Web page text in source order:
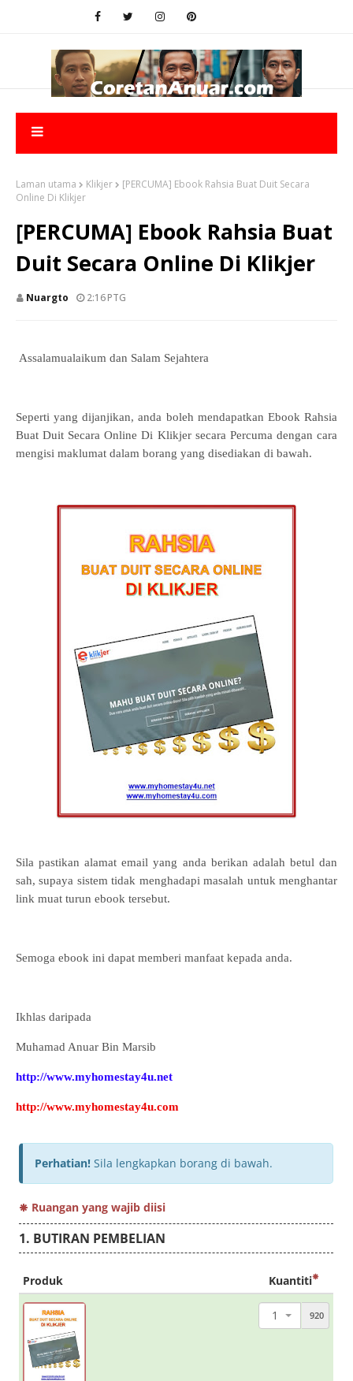
Laman utama Klikjer
[PERCUMA] Ebook Rahsia Buat Duit Secara
Online Di Klikjer
[PERCUMA] Ebook Rahsia Buat
Duit Secara Online Di Klikjer
Nuargto 2:16 PTG
Assalamualaikum dan Salam Sejahtera
Seperti yang dijanjikan, anda boleh mendapatkan Ebook Rahsia
Buat Duit Secara Online Di Klikjer secara Percuma dengan cara
mengisi maklumat dalam borang yang disediakan di bawah.
Sila pastikan alamat email yang anda berikan adalah betul dan
sah, supaya sistem tidak menghadapi masalah untuk menghantar
link muat turun ebook tersebut.
Semoga ebook ini dapat memberi manfaat kepada anda.
Ikhlas daripada
Muhamad Anuar Bin Marsib
http://www.myhomestay4u.net
http://www.myhomestay4u.com